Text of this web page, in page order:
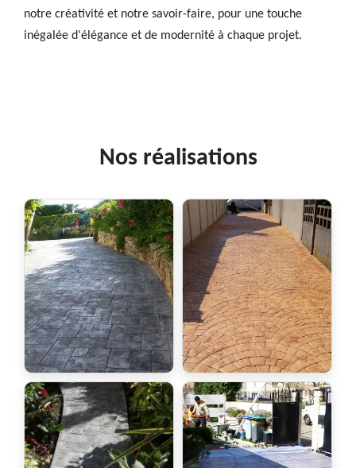
notre créativité et notre savoir-faire, pour une touche
inégalée d'élégance et de modernité à chaque projet.
Nos réalisations